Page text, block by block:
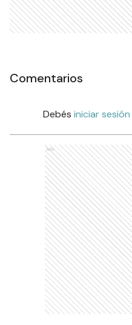
Comentarios
Debés iniciar sesión
Ads